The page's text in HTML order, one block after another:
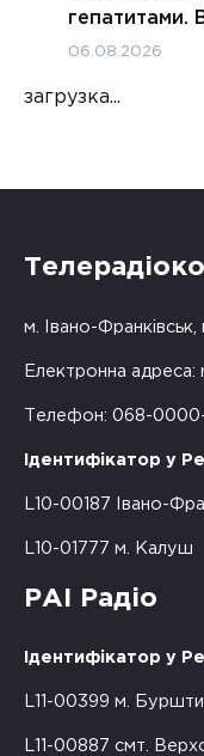
гепатитами.
06.08.2026
загрузка...
м. Івано-Франківськ,
Електронна адреса:
Телефон: 068-
Ідентифікатор у
L10-00187 Івано-
L10-01777 м. Калуш
РАІ Радіо
Ідентифікатор у
L11-00399 м.
L11-00887 смт.